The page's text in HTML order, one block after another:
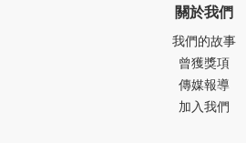
關於我們
我們的故事
曾獲獎項
傳媒報導
加入我們